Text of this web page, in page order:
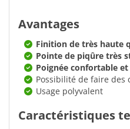
Avantages
Finition de très haute
Pointe de piqûre très
Poignée confortable
Possibilité de faire des
Usage polyvalent
Caractéristiques